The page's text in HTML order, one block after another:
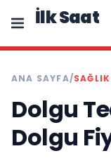
İlk Saat
ANA SAYFA/SAĞLIK
Dolgu
Dolgu